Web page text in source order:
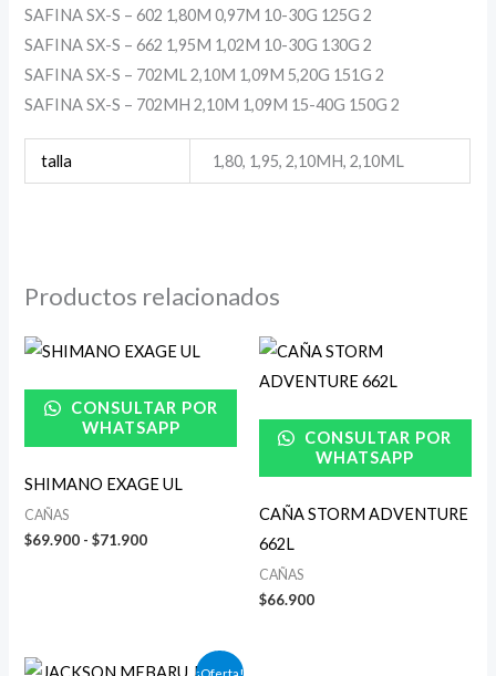
SAFINA SX-S – 602 1,80M 0,97M 10-30G 125G 2
SAFINA SX-S – 662 1,95M 1,02M 10-30G 130G 2
SAFINA SX-S – 702ML 2,10M 1,09M 5,20G 151G 2
SAFINA SX-S – 702MH 2,10M 1,09M 15-40G 150G 2
talla 1,80, 1,95, 2,10MH, 2,10ML
Productos relacionados
CONSULTAR POR
WHATSAPP
SHIMANO EXAGE UL
CAÑAS
$69.900 - $71.900
Rango
de
desde
$69.900
hasta
CONSULTAR POR
WHATSAPP
CAÑA STORM ADVENTURE
662L
CAÑAS
$66.900
¡Oferta!
El
El